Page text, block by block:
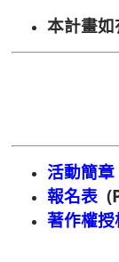
本計畫如
活動簡章
報名表 (
著作權